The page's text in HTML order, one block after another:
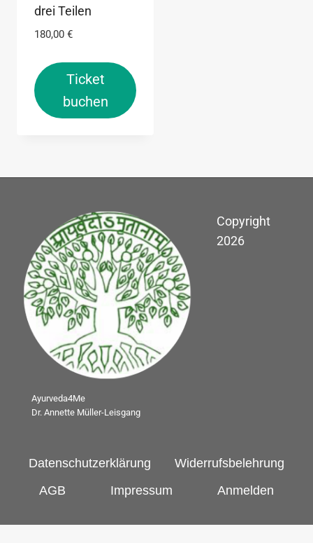
drei Teilen
180,00 €
Ticket
buchen
Ayurveda4Me
Dr. Annette Müller-Leisgang
Copyright
2026
Datenschutzerklärung
Widerrufsbelehrung
AGB
Impressum Anmelden